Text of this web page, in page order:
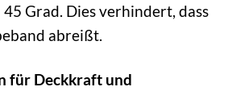
Grad. Dies verhindert, dass
abreißt.
für Deckkraft und